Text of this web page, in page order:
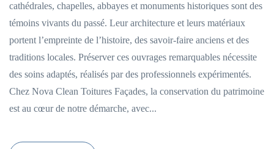
cathédrales, chapelles, abbayes et monuments historiques sont des
témoins vivants du passé. Leur architecture et leurs matériaux
portent l’empreinte de l’histoire, des savoir-faire anciens et des
traditions locales. Préserver ces ouvrages remarquables nécessite
des soins adaptés, réalisés par des professionnels expérimentés.
Chez Nova Clean Toitures Façades, la conservation du patrimoine
est au cœur de notre démarche, avec...